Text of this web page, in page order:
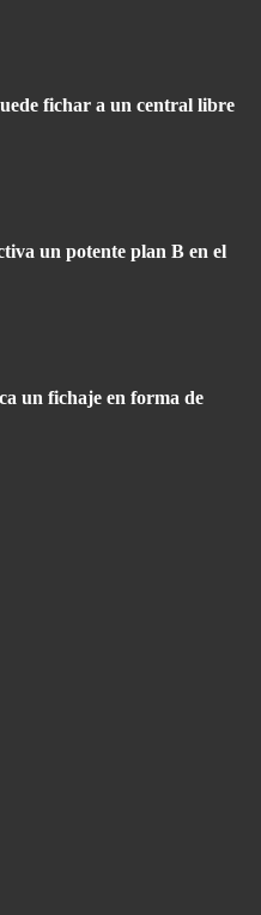
fichar a un central libre
un potente plan B en el
un fichaje en forma de